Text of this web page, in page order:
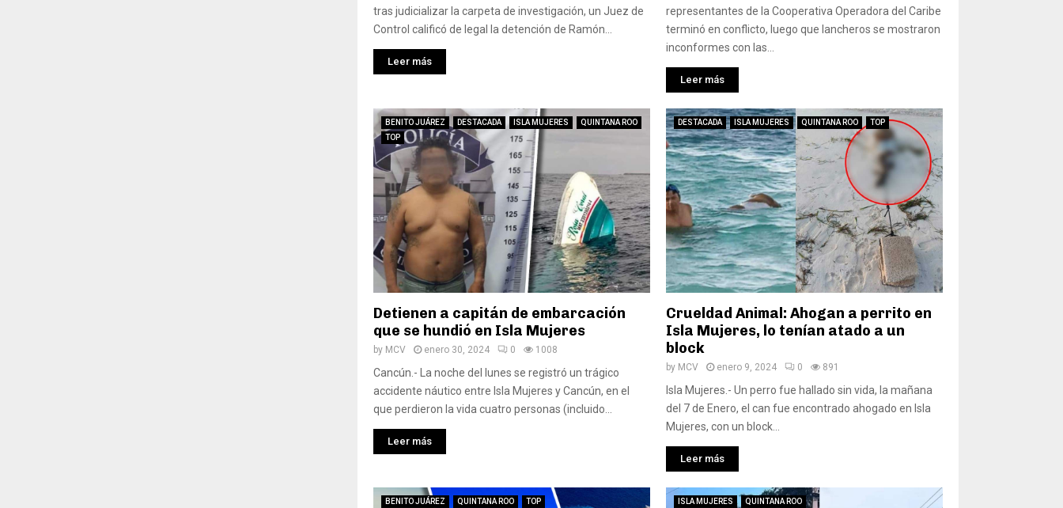
tras judicializar la carpeta de investigación, un Juez de
Control calificó de legal la detención de Ramón...
Leer más
representantes de la Cooperativa Operadora del Caribe
terminó en conflicto, luego que lancheros se mostraron
inconformes con las...
Leer más
BENITO JUÁREZ DESTACADA ISLA MUJERES
QUINTANA ROO
TOP
Detienen a capitán de embarcación
que se hundió en Isla Mujeres
by MCV enero 30, 2024 0 1008
Cancún.- La noche del lunes se registró un trágico
accidente náutico entre Isla Mujeres y Cancún, en el
que perdieron la vida cuatro personas (incluido...
Leer más
DESTACADA ISLA MUJERES QUINTANA ROO TOP
Crueldad Animal: Ahogan a perrito en
Isla Mujeres, lo tenían atado a un
block
by MCV enero 9, 2024 0 891
Isla Mujeres.- Un perro fue hallado sin vida, la mañana
del 7 de Enero, el can fue encontrado ahogado en Isla
Mujeres, con un block...
Leer más
BENITO JUÁREZ QUINTANA ROO TOP ISLA MUJERES QUINTANA ROO